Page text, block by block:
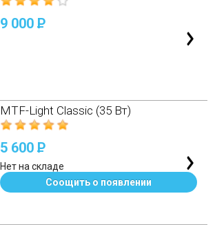
9 000P
MTF-Light Classic (35 Вт)
5 600P
Нет на складе
Соощить о появлении